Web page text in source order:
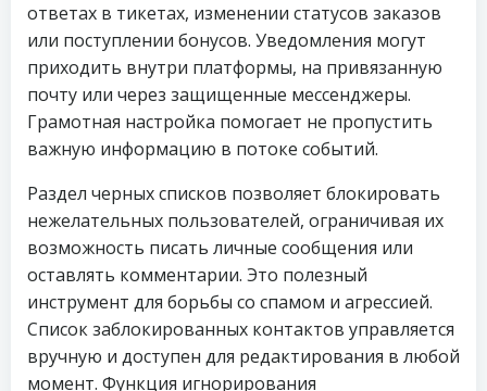
ответах в тикетах, изменении статусов заказов
или поступлении бонусов. Уведомления могут
приходить внутри платформы, на привязанную
почту или через защищенные мессенджеры.
Грамотная настройка помогает не пропустить
важную информацию в потоке событий.
Раздел черных списков позволяет блокировать
нежелательных пользователей, ограничивая их
возможность писать личные сообщения или
оставлять комментарии. Это полезный
инструмент для борьбы со спамом и агрессией.
Список заблокированных контактов управляется
вручную и доступен для редактирования в любой
момент. Функция игнорирования